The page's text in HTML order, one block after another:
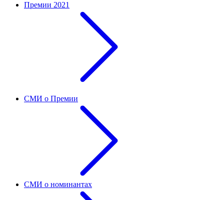
Премии 2021
СМИ о Премии
СМИ о номинантах